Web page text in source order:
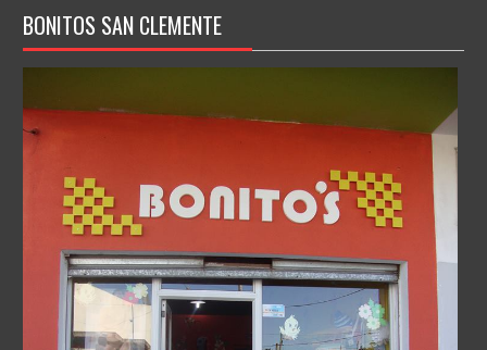
BONITOS SAN CLEMENTE